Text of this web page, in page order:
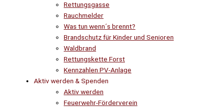
Rettungsgasse
Rauchmelder
Was tun wenn´s brennt?
Brandschutz für Kinder und Senioren
Waldbrand
Rettungskette Forst
Kennzahlen PV-Anlage
Aktiv werden & Spenden
Aktiv werden
Feuerwehr-Förderverein